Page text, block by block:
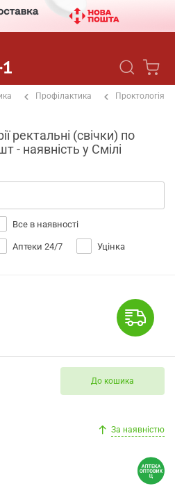
Профілактика Проктологія
ректальні (свічки) по
- наявність у Смілі
Все в наявності
Аптеки 24/7 Уцінка
До кошика
За наявністю